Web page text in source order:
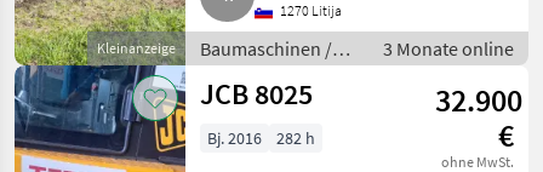
Kleinanzeige
Gummiketten, 2
Geschwindigkeiten, lange Ha
1270 Litija
Baumaschinen /
Minibagger
3 Monate online
JCB 8025
32.900
€
ohne MwSt.
Bj. 2016 282 h